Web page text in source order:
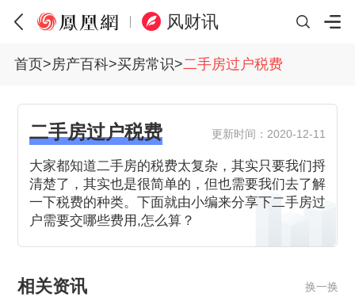
风财讯
首页>房产百科>买房常识>二手房过户税费
二手房过户税费 更新时间：2020-12-11
大家都知道二手房的税费太复杂，其实只要我们捋
清楚了，其实也是很简单的，但也需要我们去了解
一下税费的种类。下面就由小编来分享下二手房过
户需要交哪些费用,怎么算？
相关资讯 换一换